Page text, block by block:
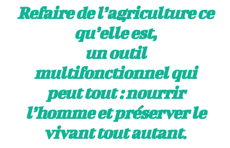
Refaire de l’agriculture ce
qu’elle est,
un outil
multifonctionnel qui
peut tout : nourrir
l’homme et préserver le
vivant tout autant.